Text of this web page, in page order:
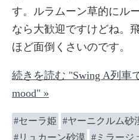
す。ルラムーン草的にル
なら大歓迎ですけどね。
ほど面倒くさいのです。
続きを読む "Swing A列車
mood" »
セーラ姫 ヤーニクルム砂
リュカーン砂漠
ミラージ